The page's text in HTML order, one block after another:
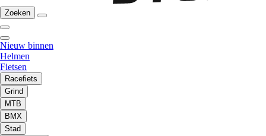
Zoeken
Nieuw binnen
Helmen
Fietsen
Racefiets
Grind
MTB
BMX
Stad